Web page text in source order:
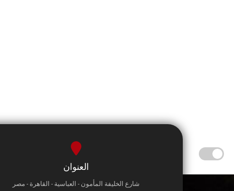
العنوان
شارع الخليفة المأمون - العباسية - القاهرة - مصر